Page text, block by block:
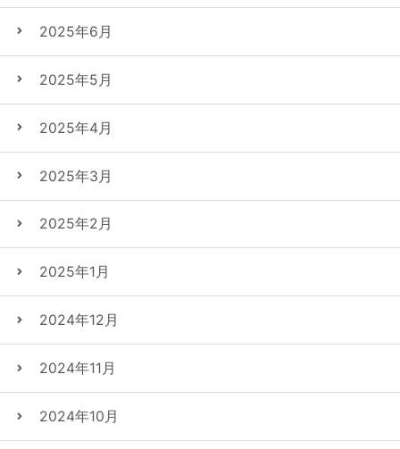
2025年6月
2025年5月
2025年4月
2025年3月
2025年2月
2025年1月
2024年12月
2024年11月
2024年10月